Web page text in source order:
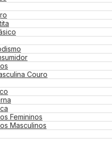
Medidas
Social
Couro
Femininos
Masculinos